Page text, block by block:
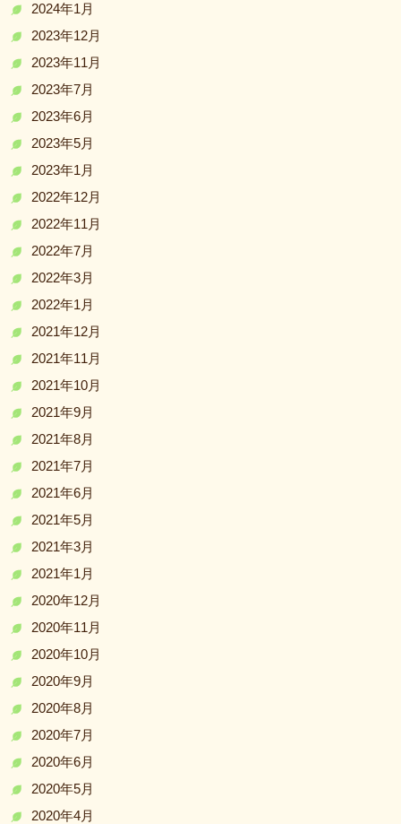
2024年1月
2023年12月
2023年11月
2023年7月
2023年6月
2023年5月
2023年1月
2022年12月
2022年11月
2022年7月
2022年3月
2022年1月
2021年12月
2021年11月
2021年10月
2021年9月
2021年8月
2021年7月
2021年6月
2021年5月
2021年3月
2021年1月
2020年12月
2020年11月
2020年10月
2020年9月
2020年8月
2020年7月
2020年6月
2020年5月
2020年4月